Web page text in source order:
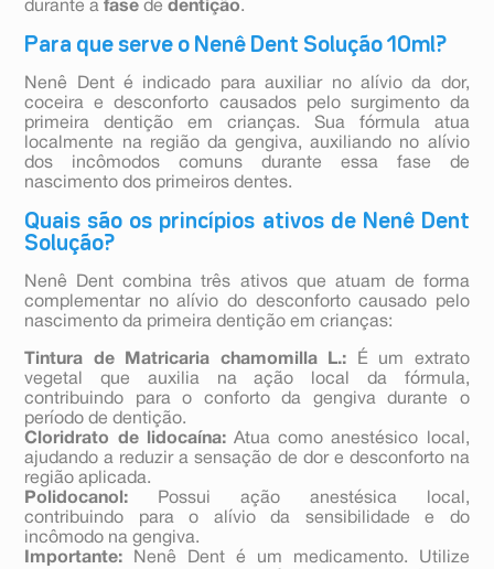
durante afase dedentição.
Para que serve o Nenê Dent Solução 10ml?
Nenê Dent é indicado para auxiliar no alívio da dor,
coceira e desconforto causados pelo surgimento da
primeira dentição em crianças. Sua fórmula atua
localmente na região da gengiva, auxiliando no alívio
dos incômodos comuns durante essa fase de
nascimento dos primeiros dentes.
Quais são os princípios ativos de Nenê Dent
Solução?
Nenê Dent combina três ativos que atuam de forma
complementar no alívio do desconforto causado pelo
nascimento da primeira dentição em crianças:
Tintura de Matricaria chamomilla L.: É um extrato
vegetal que auxilia na ação local da fórmula,
contribuindo para o conforto da gengiva durante o
período de dentição.
Cloridrato de lidocaína: Atua como anestésico local,
ajudando a reduzir a sensação de dor e desconforto na
região aplicada.
Polidocanol: Possui ação anestésica local,
contribuindo para o alívio da sensibilidade e do
incômodo na gengiva.
Importante:
Nenê Dent é um medicamento. Utilize